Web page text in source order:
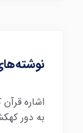
اشاره
به دور